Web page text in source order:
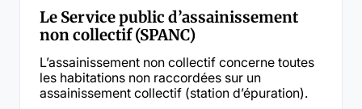
Le Service public d’assainissement
non collectif (SPANC)
L’assainissement non collectif concerne toutes
les habitations non raccordées sur un
assainissement collectif (station d’épuration).